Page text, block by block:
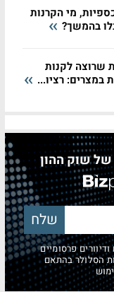
מי הקרנות
בהמשך?
שרוצה לקנות
רציו...
של שוק ההון
פרסומיים
הסלולר בהתאם